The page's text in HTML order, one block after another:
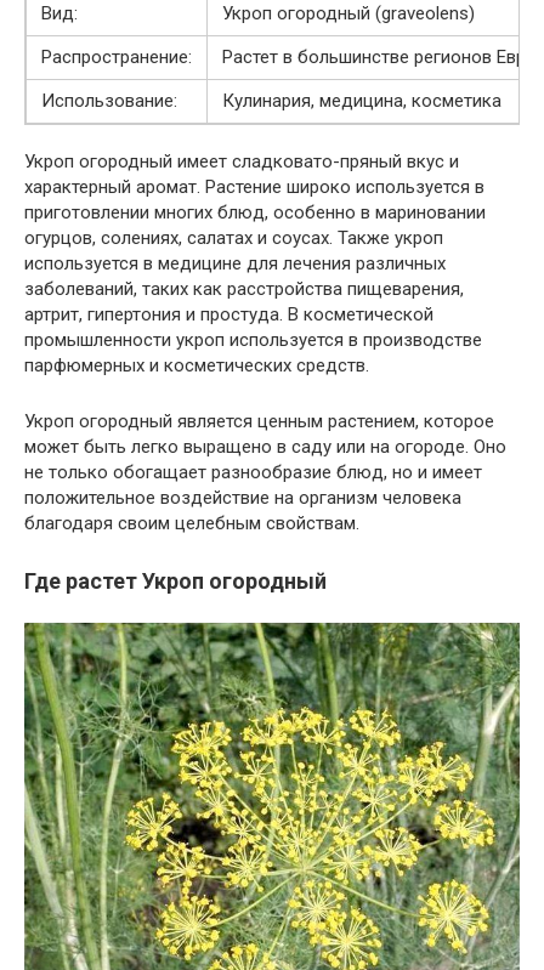
Вид:
Укроп огородный (graveolens)
Распространение:
Растет в большинстве регионов
Использование:
Кулинария, медицина, косметика
Укроп огородный имеет сладковато-пряный вкус и
характерный аромат. Растение широко используется в
приготовлении многих блюд, особенно в мариновании
огурцов, солениях, салатах и соусах. Также укроп
используется в медицине для лечения различных
заболеваний, таких как расстройства пищеварения,
артрит, гипертония и простуда. В косметической
промышленности укроп используется в производстве
парфюмерных и косметических средств.
Укроп огородный является ценным растением, которое
может быть легко выращено в саду или на огороде. Оно
не только обогащает разнообразие блюд, но и имеет
положительное воздействие на организм человека
благодаря своим целебным свойствам.
Где растет Укроп огородный